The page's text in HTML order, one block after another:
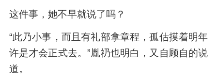
这件事，她不早就说了吗？
“此乃小事，而且有礼部拿章程，孤估摸着明年
许是才会正式去。”胤礽也明白，又自顾自的说
道。